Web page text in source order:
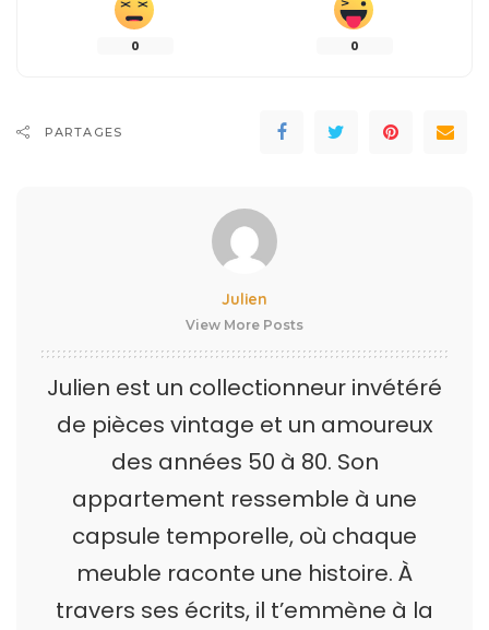
0 0
PARTAGES
Julien
View More Posts
Julien est un collectionneur invétéré
de pièces vintage et un amoureux
des années 50 à 80. Son
appartement ressemble à une
capsule temporelle, où chaque
meuble raconte une histoire. À
travers ses écrits, il t’emmène à la